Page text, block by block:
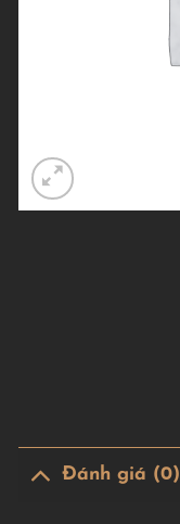
Đánh giá (0)